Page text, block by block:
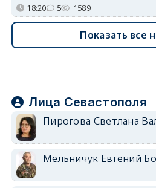
18:20 5 1589
Показать все
Лица Севастополя
Пирогова Светлана
Мельничук Евгений